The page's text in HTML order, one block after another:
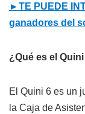
►TE PUEDE
ganadores del
¿Qué es el
El Quini 6 es un
la Caja de